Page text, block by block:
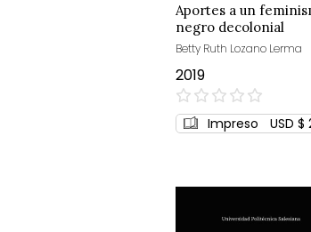
Aportes a un
negro decolonial
Betty Ruth Lozano Lerma
2019
0%
Impreso USD $